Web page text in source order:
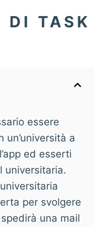
DI TASK
essere
a
ed esserti
universitaria.
per svolgere
una mail